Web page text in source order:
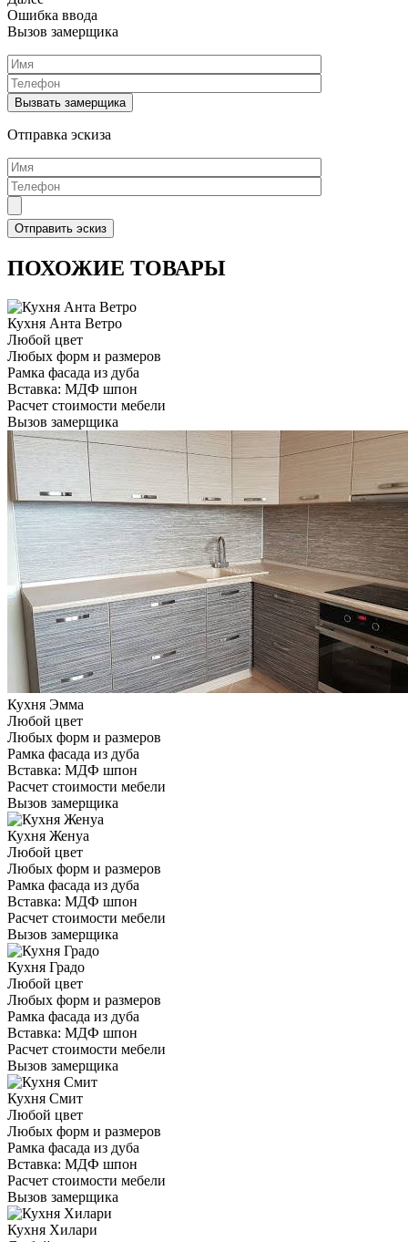
Ошибка ввода
Вызов замерщика
Отправка эскиза
ПОХОЖИЕ ТОВАРЫ
Кухня Анта Ветро
Любой цвет
Любых форм и размеров
Рамка фасада из дуба
Вставка: МДФ шпон
Расчет стоимости мебели
Вызов замерщика
Кухня Эмма
Любой цвет
Любых форм и размеров
Рамка фасада из дуба
Вставка: МДФ шпон
Расчет стоимости мебели
Вызов замерщика
Кухня Женуа
Любой цвет
Любых форм и размеров
Рамка фасада из дуба
Вставка: МДФ шпон
Расчет стоимости мебели
Вызов замерщика
Кухня Градо
Любой цвет
Любых форм и размеров
Рамка фасада из дуба
Вставка: МДФ шпон
Расчет стоимости мебели
Вызов замерщика
Кухня Смит
Любой цвет
Любых форм и размеров
Рамка фасада из дуба
Вставка: МДФ шпон
Расчет стоимости мебели
Вызов замерщика
Кухня Хилари